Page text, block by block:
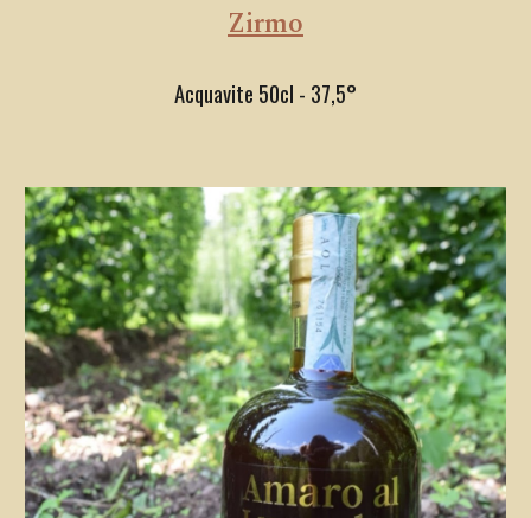
Zirmo
Acquavite 50cl - 37,5°